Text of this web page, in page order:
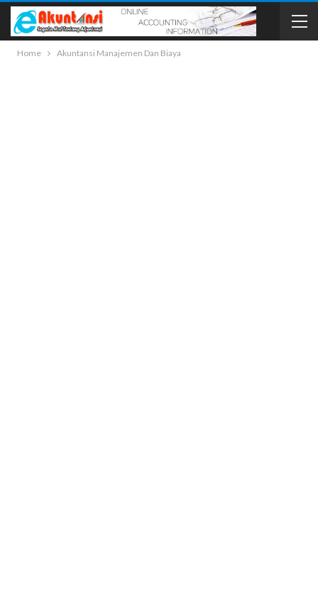
Home Akuntansi Manajemen Dan Biaya